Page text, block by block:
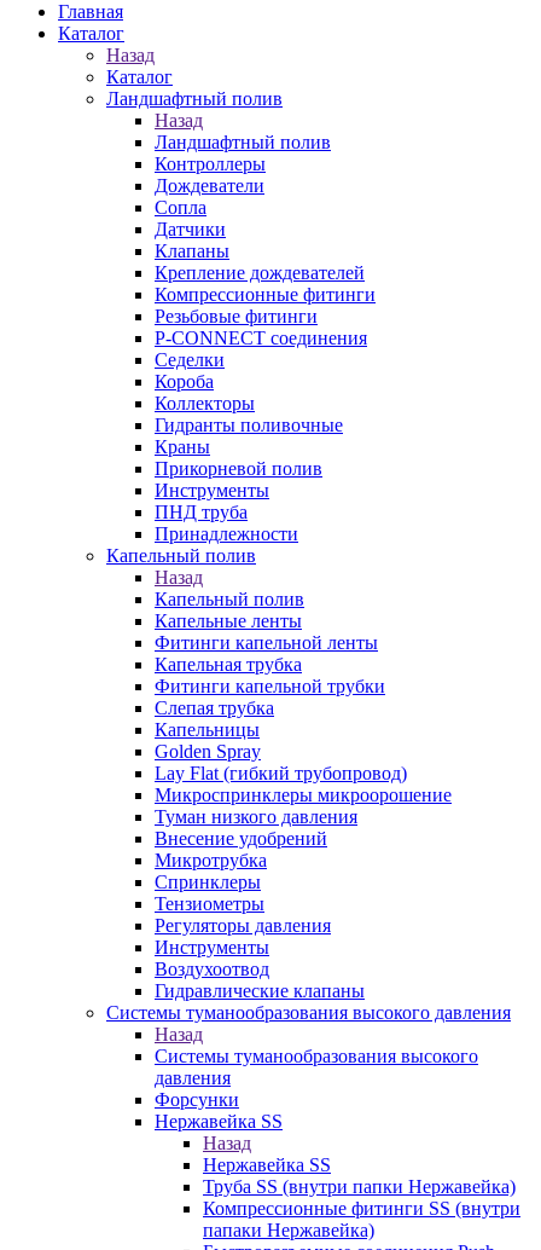
Главная
Каталог
Назад
Каталог
Ландшафтный полив
Назад
Ландшафтный полив
Контроллеры
Дождеватели
Сопла
Датчики
Клапаны
Крепление дождевателей
Компрессионные фитинги
Резьбовые фитинги
P-CONNECT соединения
Седелки
Короба
Коллекторы
Гидранты поливочные
Краны
Прикорневой полив
Инструменты
ПНД труба
Принадлежности
Капельный полив
Назад
Капельный полив
Капельные ленты
Фитинги капельной ленты
Капельная трубка
Фитинги капельной трубки
Слепая трубка
Капельницы
Golden Spray
Lay Flat (гибкий трубопровод)
Микроспринклеры микроорошение
Туман низкого давления
Внесение удобрений
Микротрубка
Спринклеры
Тензиометры
Регуляторы давления
Инструменты
Воздухоотвод
Гидравлические клапаны
Системы туманообразования высокого давления
Назад
Системы туманообразования высокого
давления
Форсунки
Нержавейка SS
Назад
Нержавейка SS
Труба SS (внутри папки Нержавейка)
Компрессионные фитинги SS (внутри
папаки Нержавейка)